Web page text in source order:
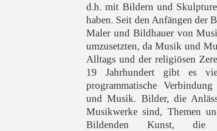
d.h. mit Bildern und
haben. Seit den Anfängen der
Maler und Bildhauer von
umzusetzten, da Musik und
Alltags und der religiösen
19 Jahrhundert gibt es
programmatische
und Musik. Bilder, die
Musikwerke sind, Themen
Bildenden Kunst, die